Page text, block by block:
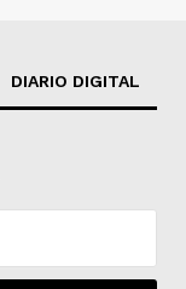
DIARIO DIGITAL